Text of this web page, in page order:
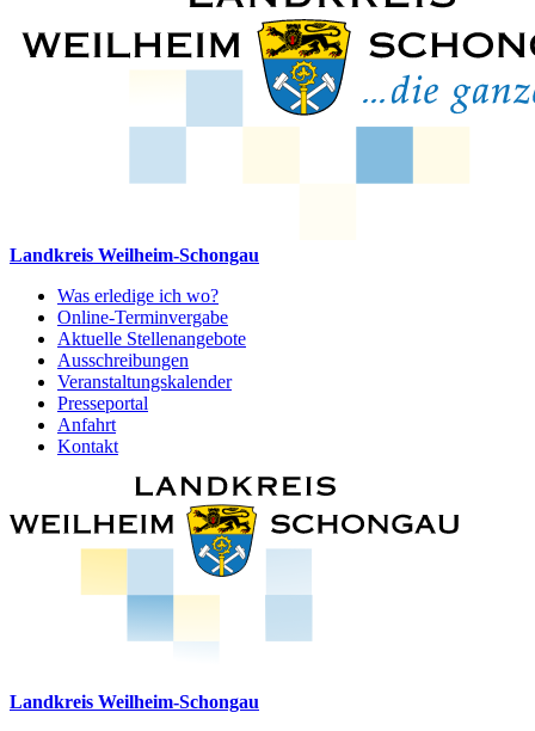
Landkreis Weilheim-Schongau
Was erledige ich wo?
Online-Terminvergabe
Aktuelle Stellenangebote
Ausschreibungen
Veranstaltungskalender
Presseportal
Anfahrt
Kontakt
Landkreis Weilheim-Schongau